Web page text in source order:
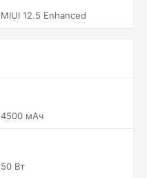
MIUI 12.5 Enhanced
4500 мАч
50 Вт